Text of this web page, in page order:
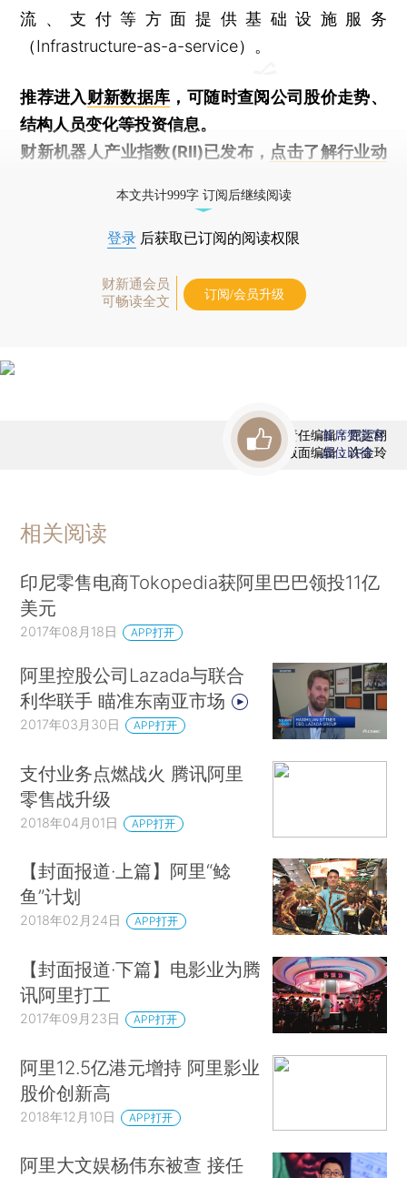
流、支付等方面提供基础设施服务
（Infrastructure-as-a-service）。
推荐进入财新数据库 ，可随时查阅公司股价走势、
结构人员变化等投资信息。
财新机器人产业指数(RII)已发布， 点击了解行业动
本文共计999字 订阅后继续阅读
登录 后获取已订阅的阅读权限
财新通会员
可畅读全文
订阅/会员升级
责任编辑：屈运栩
版面编辑：许金玲
首席赞赏官
虚位以待
相关阅读
印尼零售电商Tokopedia获阿里巴巴领投11亿
美元
2017年08月18日 APP打开
阿里控股公司Lazada与联合
利华联手 瞄准东南亚市场
2017年03月30日 APP打开
支付业务点燃战火 腾讯阿里
零售战升级
2018年04月01日 APP打开
【封面报道·上篇】阿里“鲶
鱼”计划
2018年02月24日 APP打开
【封面报道·下篇】电影业为腾
讯阿里打工
2017年09月23日 APP打开
阿里12.5亿港元增持 阿里影业
股价创新高
2018年12月10日 APP打开
阿里大文娱杨伟东被查 接任